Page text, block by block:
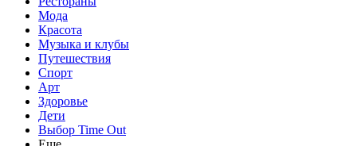
Мода
Красота
Музыка и клубы
Путешествия
Спорт
Арт
Здоровье
Дети
Выбор Time Out